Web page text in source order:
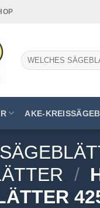
Suchen
nach:
AKE-
/